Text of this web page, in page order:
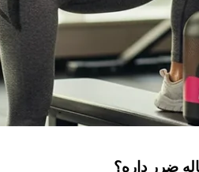
ضرر داره؟